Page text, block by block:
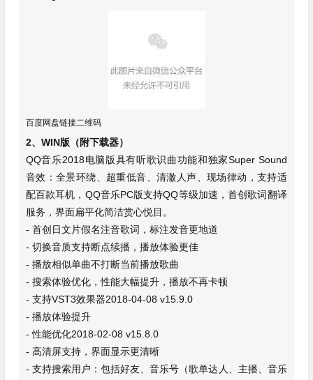
百度网盘链接二维码
2、WIN版（附下载器）
QQ音乐2018电脑版具有听歌识曲功能和独家Super Sound
音效：全景环绕、超重低音、清澈人声、现场律动，支持适
配百款耳机，QQ音乐PC版支持QQ等级加速，首创歌词翻译
服务，界面扁平化简洁赏心悦目。
- 首创日文片假名注音歌词，标注发音更地道
- 切换音质支持断点续播，播放体验更佳
- 播放相似单曲不打断当前播放歌曲
- 搜索体验优化，性能大幅提升，播放不再卡顿
- 支持VST3效果器2018-04-08 v15.9.0
- 播放体验提升
- 性能优化2018-02-08 v15.8.0
- 高清屏支持，界面显示更清晰
- 支持搜索用户：包括好友、音乐号（歌单达人、主播、音乐